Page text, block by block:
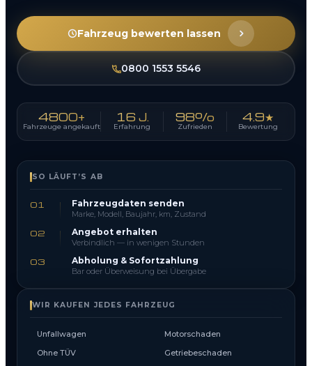
Fahrzeug bewerten lassen
0800 1553 5546
4800+
Fahrzeuge angekauft
16 J.
Erfahrung
98%
Zufrieden
4.9★
Bewertung
SO LÄUFT’S AB
01 Fahrzeugdaten senden
Marke, Modell, Baujahr, km, Zustand
02 Angebot erhalten
Verbindlich — in wenigen Stunden
03 Abholung & Sofortzahlung
Bar oder Überweisung bei Übergabe
WIR KAUFEN JEDES FAHRZEUG
Unfallwagen
Motorschaden
Ohne TÜV
Getriebeschaden